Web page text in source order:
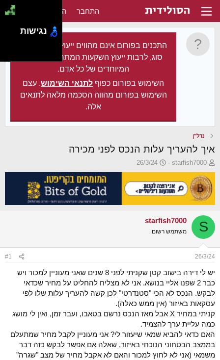
התחבר הירשם
התכנים בפורום אינם מהווים ייעוץ מקצועי מכל
סוג, לרבות ייעוץ השקעות המתחשב בצרכיו
המיוחדים של כל אדם.
השימוש בפורום כפוף לתנאי השימוש. עצם
השימוש בפורום מהווה הסכמה מלאה לתנאים
אלה.
נדל"ן
איך להעריך עלות הנכס לפני מכירה
פ
ו
ת
ח
ה
נ
ו
ש
א
starfish7000
פ
ו
ר
ס
ם
ב
א
ר
26/3/24
S
starfish7000
משתמש רשום
26/3/24
#1
יש לי דירה בישוב קטן שקניתי לפני 8 שנים שאני מעוניין למכור ויש
כבר 2 שפנו אליי בנושא. אני לא מצליח להחליט על מחיר שכדאי
לבקש. הנכס לא הכי "סטנדרטי" לכן קשה להעריך עלות שלו לפי
עסקאות באיזור (אין ממש כאלה).
קניתי במחיר X אבל מאז הנכס נרשם בטאבו, ועבר זמן, ואין לי מושג
כמה עליית ערך להצמיד.
האם כדאי להביא שמאי שיעזור לי? אני מעוניין לקבל מחיר שמתעלם
בממצב הבטחוני הנוכחי באיזור, שאלה אם אפשר לבקש כזה דבר
משמאי (אני לא לחוץ למכור והאם לא אקבל מחיר של מצב "שגרה"
נגישות